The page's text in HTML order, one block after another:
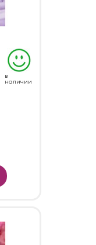
в
наличии